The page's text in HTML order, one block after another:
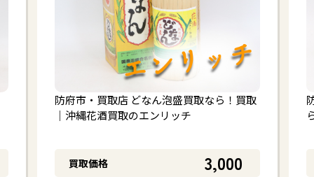
防府市・買取店 どなん泡盛買取なら！買取
｜沖縄花酒買取のエンリッチ
買取価格 3,000